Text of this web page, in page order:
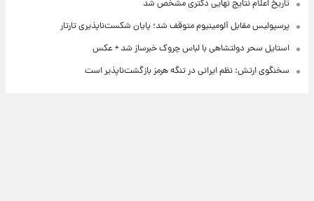
تاریخ اعلام نتایج نهایی دکتری مشخص شد
پرسپولیس مقابل آلومینیوم متوقف شد؛ پایان شکست‌ناپذیری تارتار
استایل سحر دولتشاهی با لباس چروک خبرساز شد + عکس
سخنگوی ارتش: نظم ایرانی در تنگه هرمز بازگشت‌ناپذیر است